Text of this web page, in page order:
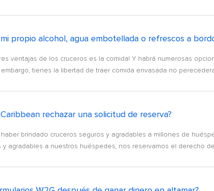
propio alcohol, agua embotellada o refrescos a
ventajas de los cruceros es la comida! Y habrá numerosas
tienes la libertad de traer comida envasada no
rechazar una solicitud de reserva?
brindado cruceros seguros y agradables a millones de
y agradables a nuestros huéspedes, nos reservamos el derecho